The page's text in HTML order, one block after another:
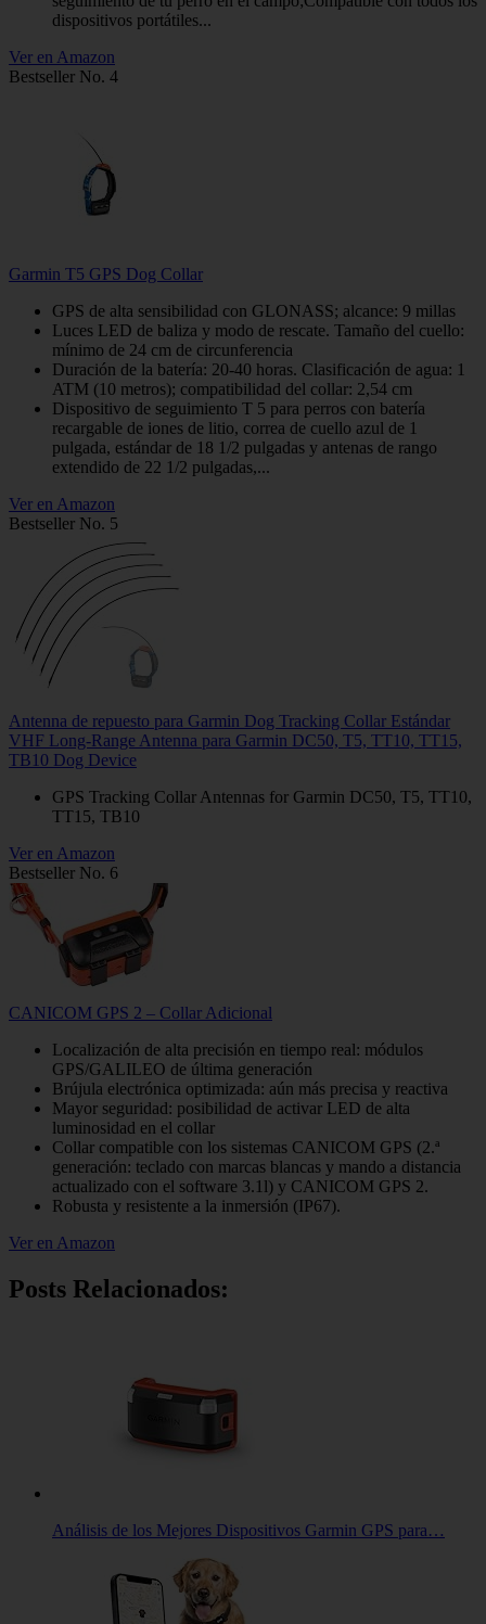
dispositivos portátiles...
Ver en Amazon
Bestseller No. 4
Garmin T5 GPS Dog Collar
GPS de alta sensibilidad con GLONASS; alcance: 9 millas
Luces LED de baliza y modo de rescate. Tamaño del cuello:
mínimo de 24 cm de circunferencia
Duración de la batería: 20-40 horas. Clasificación de agua: 1
ATM (10 metros); compatibilidad del collar: 2,54 cm
Dispositivo de seguimiento T 5 para perros con batería
recargable de iones de litio, correa de cuello azul de 1
pulgada, estándar de 18 1/2 pulgadas y antenas de rango
extendido de 22 1/2 pulgadas,...
Ver en Amazon
Bestseller No. 5
Antenna de repuesto para Garmin Dog Tracking Collar Estándar
VHF Long-Range Antenna para Garmin DC50, T5, TT10, TT15,
TB10 Dog Device
GPS Tracking Collar Antennas for Garmin DC50, T5, TT10,
TT15, TB10
Ver en Amazon
Bestseller No. 6
CANICOM GPS 2 – Collar Adicional
Localización de alta precisión en tiempo real: módulos
GPS/GALILEO de última generación
Brújula electrónica optimizada: aún más precisa y reactiva
Mayor seguridad: posibilidad de activar LED de alta
luminosidad en el collar
Collar compatible con los sistemas CANICOM GPS (2.ª
generación: teclado con marcas blancas y mando a distancia
actualizado con el software 3.1l) y CANICOM GPS 2.
Robusta y resistente a la inmersión (IP67).
Ver en Amazon
Posts Relacionados:
Análisis de los Mejores Dispositivos Garmin GPS para…